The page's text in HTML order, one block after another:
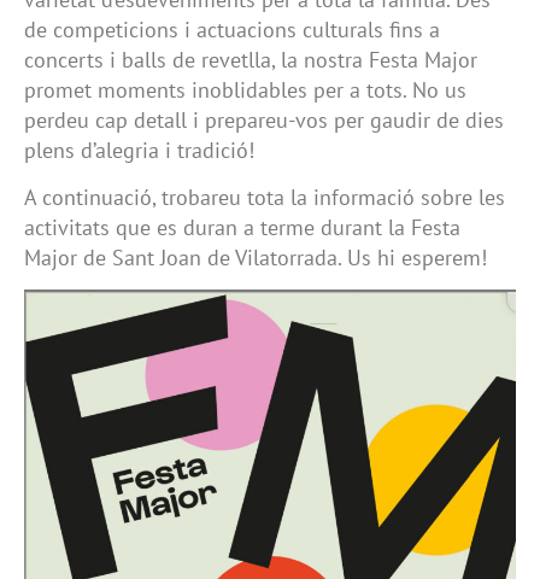
de competicions i actuacions culturals fins a
concerts i balls de revetlla, la nostra Festa Major
promet moments inoblidables per a tots. No us
perdeu cap detall i prepareu-vos per gaudir de dies
plens d’alegria i tradició!
A continuació, trobareu tota la informació sobre les
activitats que es duran a terme durant la Festa
Major de Sant Joan de Vilatorrada. Us hi esperem!